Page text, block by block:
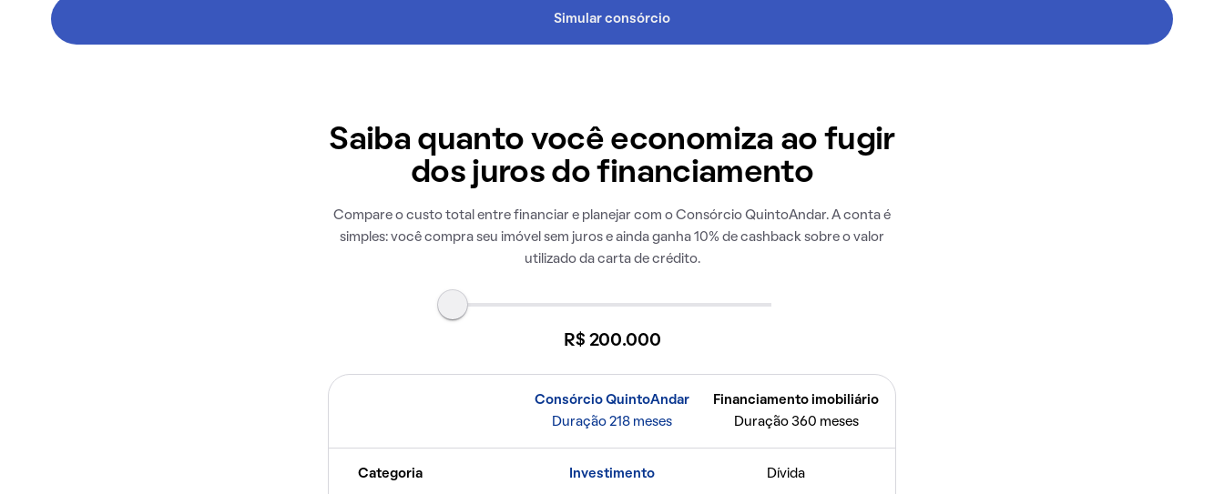
Simular consórcio
Saiba quanto você economiza ao fugir
dos juros do financiamento
Compare o custo total entre financiar e planejar com o Consórcio QuintoAndar. A conta é
simples: você compra seu imóvel sem juros e ainda ganha 10% de cashback sobre o valor
utilizado da carta de crédito.
R$ 200.000
Consórcio QuintoAndar
Duração 218 meses
Financiamento imobiliário
Duração 360 meses
Categoria Investimento Dívida